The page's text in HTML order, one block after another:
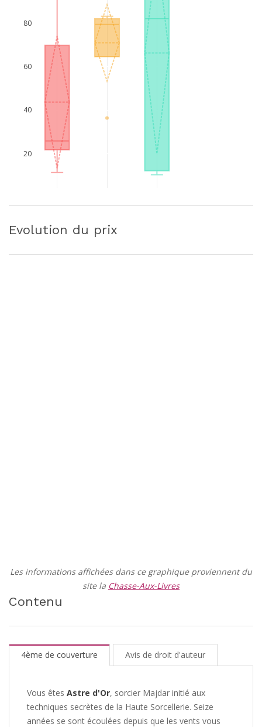
20
40
60
80
Evolution du prix
Les informations affichées dans ce graphique proviennent du
site la Chasse-Aux-Livres
Contenu
4ème de couverture Avis de droit d'auteur
Vous êtes Astre d'Or, sorcier Majdar initié aux
techniques secrètes de la Haute Sorcellerie. Seize
années se sont écoulées depuis que les vents vous